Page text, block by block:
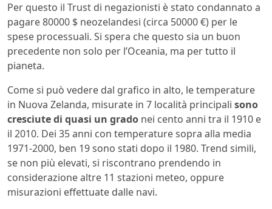
Per questo il Trust di negazionisti è stato condannato a
pagare 80000 $ neozelandesi (circa 50000 €) per le
spese processuali. Si spera che questo sia un buon
precedente non solo per l’Oceania, ma per tutto il
pianeta.
Come si può vedere dal grafico in alto, le temperature
in Nuova Zelanda, misurate in 7 località principali sono
cresciute di quasi un grado nei cento anni tra il 1910 e
il 2010. Dei 35 anni con temperature sopra alla media
1971-2000, ben 19 sono stati dopo il 1980. Trend simili,
se non più elevati, si riscontrano prendendo in
considerazione altre 11 stazioni meteo, oppure
misurazioni effettuate dalle navi.